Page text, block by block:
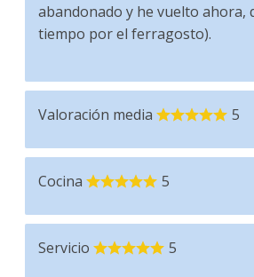
abandonado y he vuelto ahora,
tiempo por el ferragosto).
Valoración media 5
Cocina 5
Servicio 5